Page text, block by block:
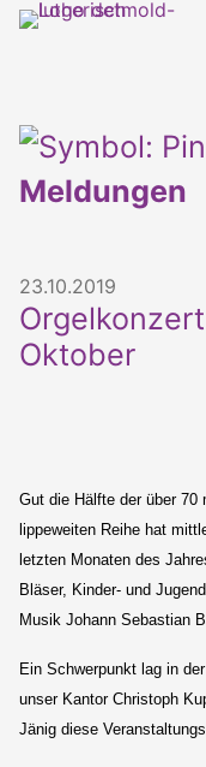
Meldungen
23.10.2019
Oktober
Gut die Hälfte der über 70
lippeweiten Reihe hat
letzten Monaten des
Bläser, Kinder- und
Musik Johann Sebastian
Ein Schwerpunkt lag in
unser Kantor Christoph
Jänig diese